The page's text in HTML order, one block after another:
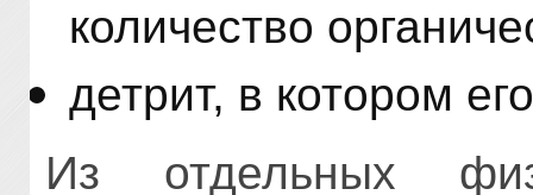
количество
детрит, в котором
Из отдельных